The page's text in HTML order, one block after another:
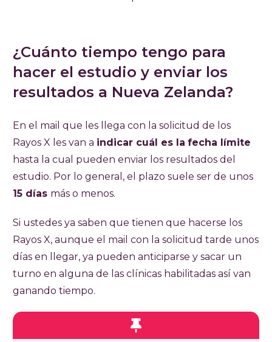
¿Cuánto tiempo tengo para
hacer el estudio y enviar los
resultados a Nueva Zelanda?
En el mail que les llega con la solicitud de los
Rayos X les van a indicar cuál es la fecha límite
hasta la cual pueden enviar los resultados del
estudio. Por lo general, el plazo suele ser de unos
15 días más o menos.
Si ustedes ya saben que tienen que hacerse los
Rayos X, aunque el mail con la solicitud tarde unos
días en llegar, ya pueden anticiparse y sacar un
turno en alguna de las clínicas habilitadas así van
ganando tiempo.